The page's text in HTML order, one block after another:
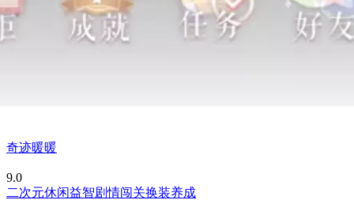
奇迹暖暖
9.0
二次元休闲益智剧情闯关换装养成